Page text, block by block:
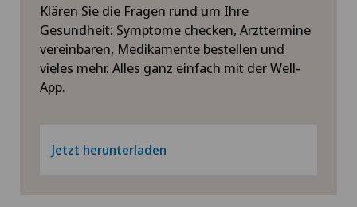
Hornhautverkrümmung (Astigmatismus)
Hüftarthrose
Hüftimpingement
Xundheitszentrum Silvaplana
Xundheitszentrum Stein am Rhein
Klären Sie die Fragen rund um Ihre
Gesundheit: Symptome checken, Arzttermine
vereinbaren, Medikamente bestellen und
vieles mehr. Alles ganz einfach mit der Well-
App.
Jetzt herunterladen